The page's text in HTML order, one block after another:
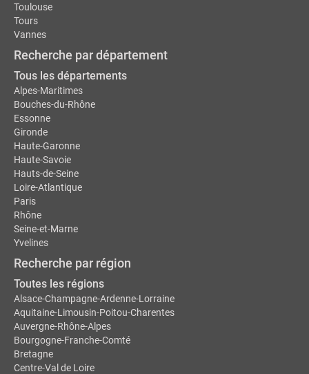
Toulouse
Tours
Vannes
Recherche par département
Tous les départements
Alpes-Maritimes
Bouches-du-Rhône
Essonne
Gironde
Haute-Garonne
Haute-Savoie
Hauts-de-Seine
Loire-Atlantique
Paris
Rhône
Seine-et-Marne
Yvelines
Recherche par région
Toutes les régions
Alsace-Champagne-Ardenne-Lorraine
Aquitaine-Limousin-Poitou-Charentes
Auvergne-Rhône-Alpes
Bourgogne-Franche-Comté
Bretagne
Centre-Val de Loire